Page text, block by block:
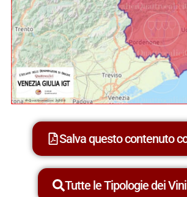
Salva questo contenuto
Tutte le Tipologie dei